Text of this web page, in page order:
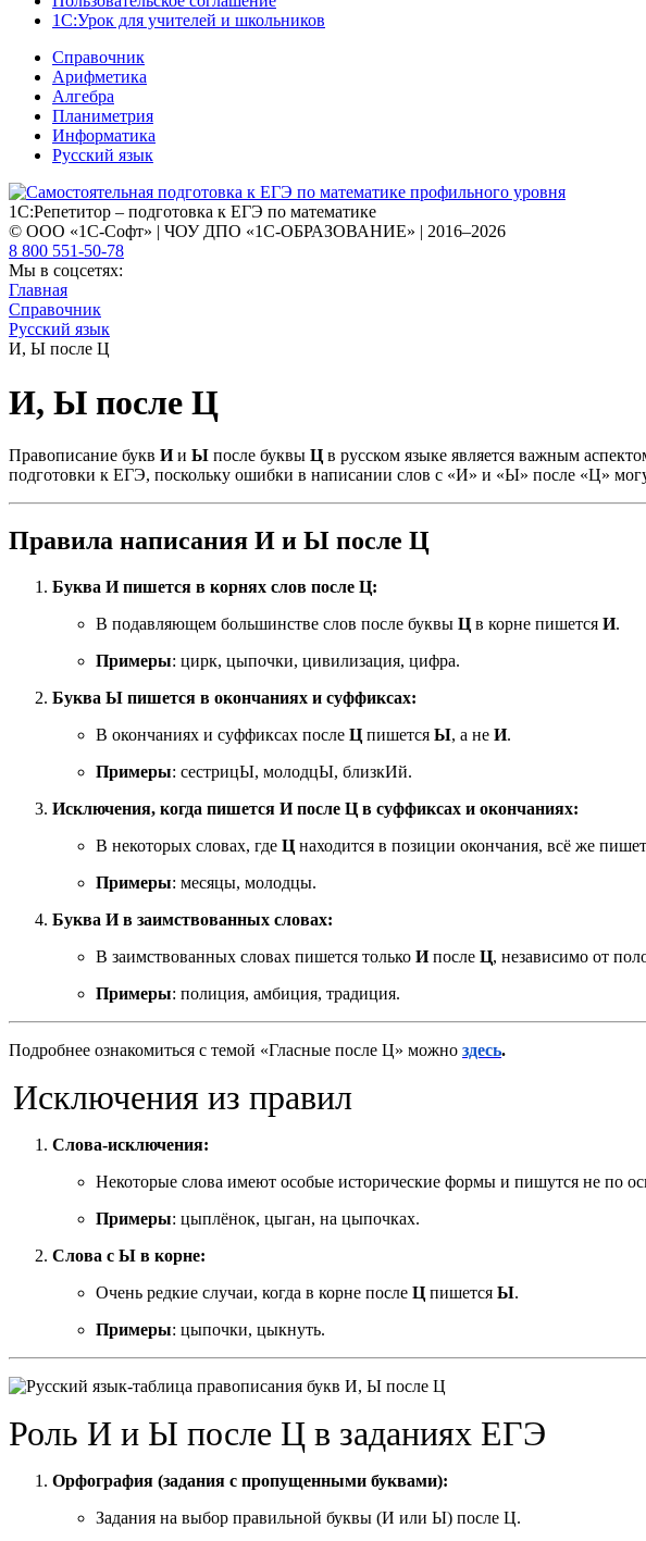
1С:Урок для учителей и школьников
Справочник
Арифметика
Алгебра
Планиметрия
Информатика
Русский язык
1С:Репетитор – подготовка к ЕГЭ по математике
© ООО «1С-Софт» | ЧОУ ДПО «1С-ОБРАЗОВАНИЕ» | 2016–2026
8 800 551-50-78
Мы в соцсетях:
Главная
Справочник
Русский язык
И, Ы после Ц
И, Ы после Ц
Правописание букв Ии Ы после буквы Ц в русском языке является важным
подготовки к ЕГЭ, поскольку ошибки в написании слов с «И» и «Ы» после «Ц»
Правила написания И и Ы после Ц
Буква И пишется в корнях слов после Ц:
В подавляющем большинстве слов после буквы Ц в корне пишется И.
Примеры: цирк, цыпочки, цивилизация, цифра.
Буква Ы пишется в окончаниях и суффиксах:
В окончаниях и суффиксах после Ц пишется Ы, а не И.
Примеры: сестрицЫ, молодцЫ, близкИй.
Исключения, когда пишется И после Ц в суффиксах и окончаниях:
В некоторых словах, где Ц находится в позиции окончания, всё же
Примеры: месяцы, молодцы.
Буква И в заимствованных словах:
В заимствованных словах пишется только Ипосле Ц, независимо от
Примеры: полиция, амбиция, традиция.
Подробнее ознакомиться с темой «Гласные после Ц» можно здесь.
Исключения из правил
Слова-исключения:
Некоторые слова имеют особые исторические формы и пишутся не по
Примеры: цыплёнок, цыган, на цыпочках.
Слова с Ы в корне:
Очень редкие случаи, когда в корне после Ц пишется Ы.
Примеры: цыпочки, цыкнуть.
Роль И и Ы после Ц в заданиях ЕГЭ
Орфография (задания с пропущенными буквами):
Задания на выбор правильной буквы (И или Ы) после Ц.